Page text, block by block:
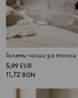
5,99 EUR
11,72 BGN